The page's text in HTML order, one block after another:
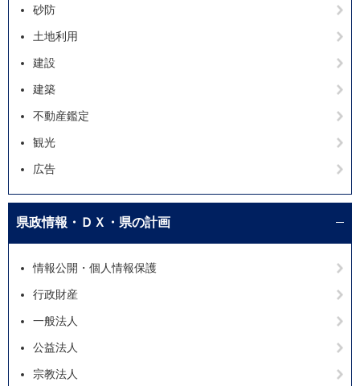
砂防
土地利用
建設
建築
不動産鑑定
観光
広告
県政情報・ＤＸ・県の計画
情報公開・個人情報保護
行政財産
一般法人
公益法人
宗教法人